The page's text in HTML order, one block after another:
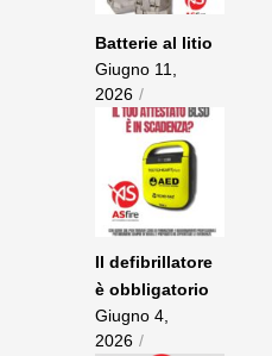
Batterie al litio
Giugno 11,
2026 /
Il defibrillatore
è obbligatorio
Giugno 4,
2026 /